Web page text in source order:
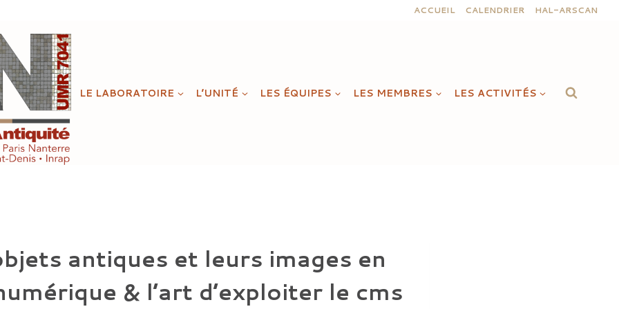
ACCUEIL CALENDRIER HAL-ARSCAN
LE LABORATOIRE L’UNITÉ LES ÉQUIPES LES MEMBRES LES ACTIVITÉS
antiques et leurs images en
& l’art d’exploiter le cms